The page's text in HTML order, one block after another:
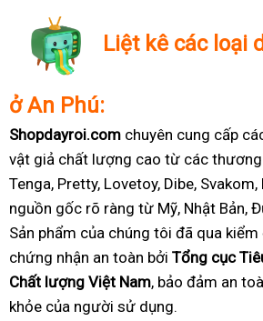
Liệt kê các loại
ở An Phú:
Shopdayroi.com chuyên cung cấp
vật giả chất lượng cao từ các
Tenga, Pretty, Lovetoy, Dibe, Svakom,
nguồn gốc rõ ràng từ Mỹ, Nhật Bản,
Sản phẩm của chúng tôi đã qua
chứng nhận an toàn bởi Tổng cục
Chất lượng Việt Nam, bảo đảm an
khỏe của người sử dụng.